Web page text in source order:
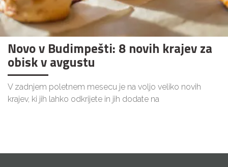
Novo v Budimpešti: 8 novih krajev za
obisk v avgustu
V zadnjem poletnem mesecu je na voljo veliko novih
krajev, ki jih lahko odkrijete in jih dodate na